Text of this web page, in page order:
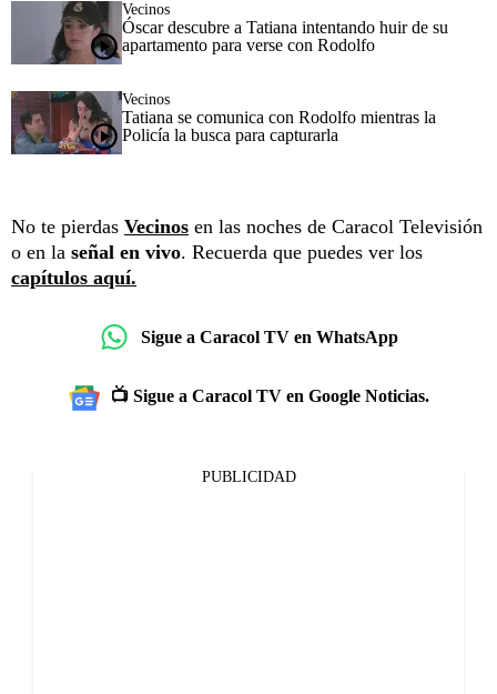
Vecinos
Óscar descubre a Tatiana intentando huir de su
apartamento para verse con Rodolfo
Vecinos
Tatiana se comunica con Rodolfo mientras la
Policía la busca para capturarla
No te pierdas Vecinos en las noches de Caracol Televisión
o en la señal en vivo. Recuerda que puedes ver los
capítulos aquí.
Sigue a Caracol TV en WhatsApp
📺 Sigue a Caracol TV en Google Noticias.
PUBLICIDAD